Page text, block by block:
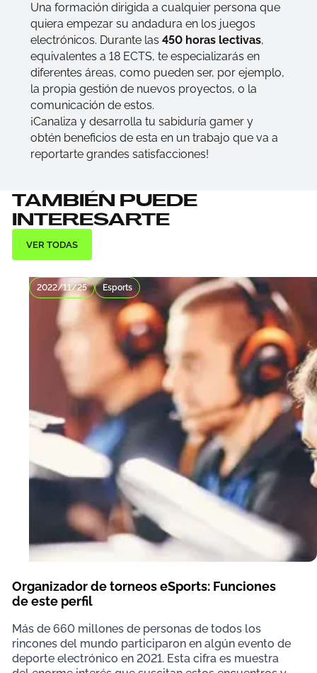
Una formación dirigida a cualquier persona que
quiera empezar su andadura en los juegos
electrónicos. Durante las450 horas lectivas,
equivalentes a 18 ECTS, te especializarás en
diferentes áreas, como pueden ser, por ejemplo,
la propia gestión de nuevos proyectos, o la
comunicación de estos.
¡Canaliza y desarrolla tu sabiduríagamery
obtén beneficios de esta en un trabajo que va a
reportarte grandes satisfacciones!
TAMBIÉN PUEDE
INTERESARTE
VER TODAS
2022/11/25 Esports
Organizador de torneos eSports: Funciones
de este perfil
Más de 660 millones de personas de todos los
rincones del mundo participaron en algún evento de
deporte electrónico en 2021. Esta cifra es muestra